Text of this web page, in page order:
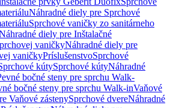
Náhradné diely pre Sprchové
Sprchové vaničky zo sanitárneho
diely pre Inštalačné
vaničkyNáhradné diely pre
vaničkyPríslušenstvoSprchové
kútySprchové kútyNáhradné
bočné steny pre sprchu Walk-
bočné steny pre sprchu Walk-inVaňové
Vaňové zástenySprchové dvereNáhradné